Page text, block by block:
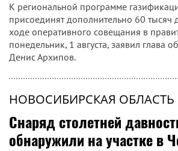
К региональной программе
присоединят дополнительно 60 тысяч
ходе оперативного совещания в
понедельник, 1 августа, заявил глава
Денис Архипов.
НОВОСИБИРСКАЯ ОБЛАСТЬ
Снаряд столетней
обнаружили на участке в